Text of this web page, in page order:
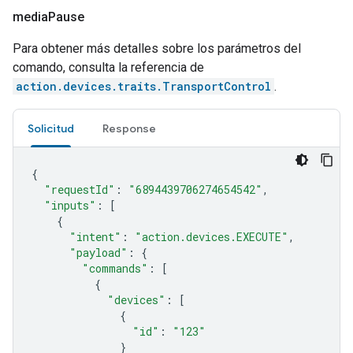
mediaPause
Para obtener más detalles sobre los parámetros del
comando, consulta la referencia de
action.devices.traits.TransportControl .
Solicitud Response
{
"requestId" : "6894439706274654542" ,
"inputs" :
[
{
"intent" : "action.devices.EXECUTE" ,
"payload" :
{
"commands" :
[
{
"devices" :
[
{
"id" :
"123"
}